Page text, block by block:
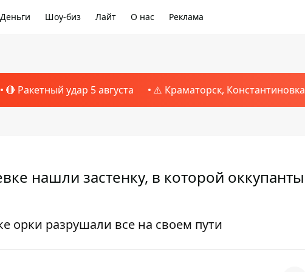
Деньги Шоу-биз Лайт О нас Реклама
🔴 Ракетный удар 5 августа ⚠️ Краматорск, Константиновка
нашли застенку, в которой оккупанты
орки разрушали все на своем пути